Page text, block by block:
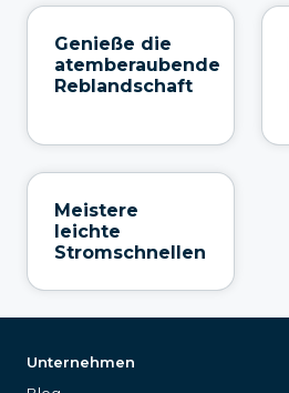
Genieße die
atemberaubende
Reblandschaft
Meistere
leichte
Stromschnellen
Unternehmen